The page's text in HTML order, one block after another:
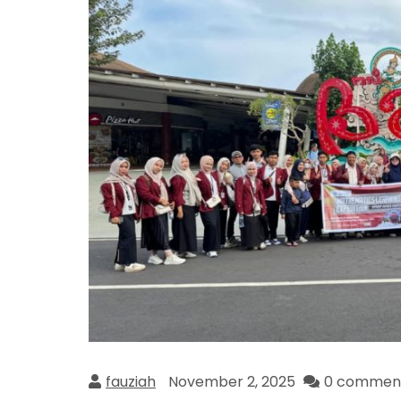
fauziah November 2, 2025 0